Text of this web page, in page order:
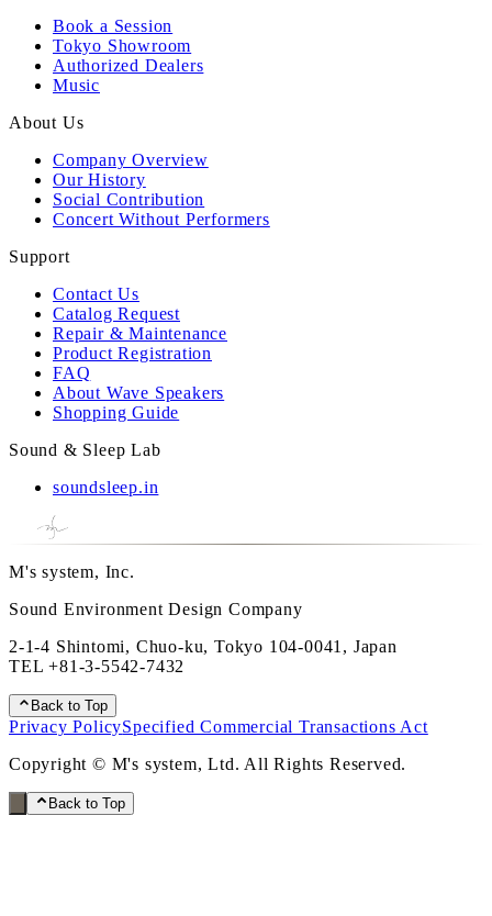
Book a Session
Tokyo Showroom
Authorized Dealers
Music
About Us
Company Overview
Our History
Social Contribution
Concert Without Performers
Support
Contact Us
Catalog Request
Repair & Maintenance
Product Registration
FAQ
About Wave Speakers
Shopping Guide
Sound & Sleep Lab
soundsleep.in
M's system, Inc.
Sound Environment Design Company
2-1-4 Shintomi, Chuo-ku, Tokyo 104-0041, Japan
TEL+81-3-5542-7432
Back to Top
Privacy PolicySpecified Commercial Transactions Act
Copyright © M's system, Ltd. All Rights Reserved.
Back to Top